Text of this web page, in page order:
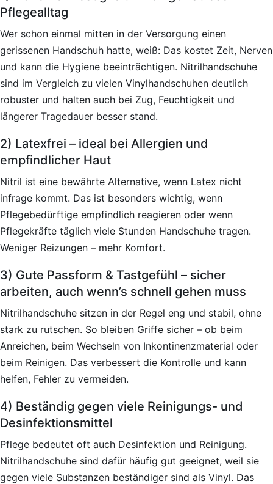
Pflegealltag
Wer schon einmal mitten in der Versorgung einen
gerissenen Handschuh hatte, weiß: Das kostet Zeit, Nerven
und kann die Hygiene beeinträchtigen. Nitrilhandschuhe
sind im Vergleich zu vielen Vinylhandschuhen deutlich
robuster und halten auch bei Zug, Feuchtigkeit und
längerer Tragedauer besser stand.
2) Latexfrei – ideal bei Allergien und
empfindlicher Haut
Nitril ist eine bewährte Alternative, wenn Latex nicht
infrage kommt. Das ist besonders wichtig, wenn
Pflegebedürftige empfindlich reagieren oder wenn
Pflegekräfte täglich viele Stunden Handschuhe tragen.
Weniger Reizungen – mehr Komfort.
3) Gute Passform & Tastgefühl – sicher
arbeiten, auch wenn’s schnell gehen muss
Nitrilhandschuhe sitzen in der Regel eng und stabil, ohne
stark zu rutschen. So bleiben Griffe sicher – ob beim
Anreichen, beim Wechseln von Inkontinenzmaterial oder
beim Reinigen. Das verbessert die Kontrolle und kann
helfen, Fehler zu vermeiden.
4) Beständig gegen viele Reinigungs- und
Desinfektionsmittel
Pflege bedeutet oft auch Desinfektion und Reinigung.
Nitrilhandschuhe sind dafür häufig gut geeignet, weil sie
gegen viele Substanzen beständiger sind als Vinyl. Das